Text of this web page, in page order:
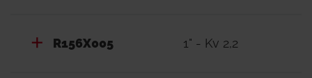
R156X005 1" - Kv 2,2